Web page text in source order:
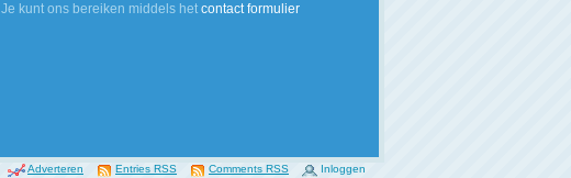
Je kunt ons bereiken middels het contact formulier
Adverteren Entries RSS Comments RSS Inloggen